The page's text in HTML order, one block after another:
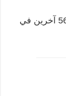
أفادت التقارير بمقتل 15 شخصاً وإصابة 56 آخرين في